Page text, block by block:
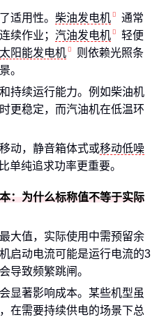
适用性。 柴油发电机
通常
续作业； 汽油发电机
轻便
太阳能发电机
则依赖光照条
。
持续运行能力。例如柴油机
更稳定，而汽油机在低温环
动，静音箱体式或移动低噪
单纯追求功率更重要。
：为什么标称值不等于实际
大值，实际使用中需预留余
启动电流可能是运行电流的3
导致频繁跳闸。
显著影响成本。某些机型虽
在需要持续供电的场景下总